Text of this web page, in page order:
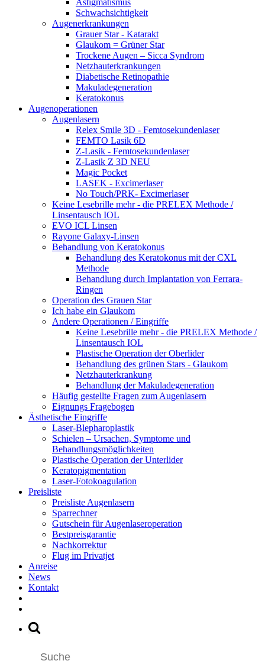
Astigmatismus
Schwachsichtigkeit
Augenerkrankungen
Grauer Star - Katarakt
Glaukom = Grüner Star
Trockene Augen – Sicca Syndrom
Netzhauterkrankungen
Diabetische Retinopathie
Makuladegeneration
Keratokonus
Augenoperationen
Augenlasern
Relex Smile 3D - Femtosekundenlaser
FEMTO Lasik 6D
Z-Lasik - Femtosekundenlaser
Z-Lasik Z 3D NEU
Magic Pocket
LASEK - Excimerlaser
No Touch/PRK- Excimerlaser
Keine Lesebrille mehr - die PRELEX Methode /
Linsentausch IOL
EVO ICL Linsen
Rayone Galaxy-Linsen
Behandlung von Keratokonus
Behandlung des Keratokonus mit der CXL
Methode
Behandlung durch Implantation von Ferrara-
Ringen
Operation des Grauen Star
Ich habe ein Glaukom
Andere Operationen / Eingriffe
Keine Lesebrille mehr - die PRELEX Methode /
Linsentausch IOL
Plastische Operation der Oberlider
Behandlung des grünen Stars - Glaukom
Netzhauterkrankung
Behandlung der Makuladegeneration
Häufig gestellte Fragen zum Augenlasern
Eignungs Fragebogen
Ästhetische Eingriffe
Laser-Blepharoplastik
Schielen – Ursachen, Symptome und
Behandlungsmöglichkeiten
Plastische Operation der Unterlider
Keratopigmentation
Laser-Fotokoagulation
Preisliste
Preisliste Augenlasern
Sparrechner
Gutschein für Augenlaseroperation
Bestpreisgarantie
Nachkorrektur
Flug im Privatjet
Anreise
News
Kontakt